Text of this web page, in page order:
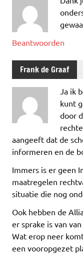
Beantwoorden
Frank de Graaf
Ja ik
kunt
door
aangeeft dat de
informeren en de
Immers is er geen
maatregelen
situatie die nog
Ook hebben de
er sprake is van
Wat erop neer
een vooropgezet